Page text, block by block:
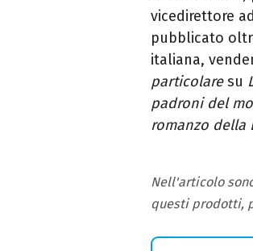
vicedirettore
pubblicato
italiana,
particolaresu
padroni del
romanzo della
Nell'articolo
questi prodotti,